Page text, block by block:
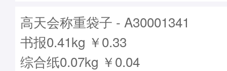
高天会称重袋子 - A30001341
书报0.41kg ￥0.33
综合纸0.07kg ￥0.04